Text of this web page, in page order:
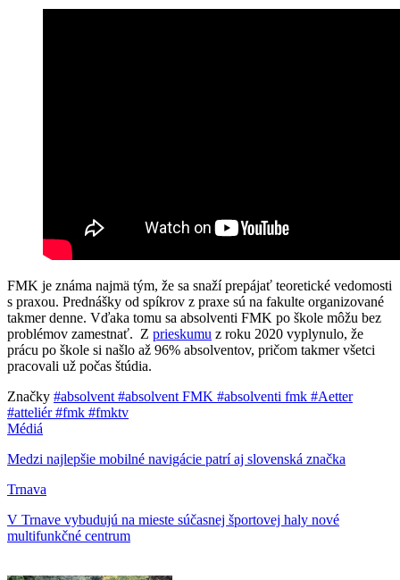
FMK je známa najmä tým, že sa snaží prepájať teoretické vedomosti
s praxou. Prednášky od spíkrov z praxe sú na fakulte organizované
takmer denne. Vďaka tomu sa absolventi FMK po škole môžu bez
problémov zamestnať. Z prieskumu z roku 2020 vyplynulo, že
prácu po škole si našlo až 96% absolventov, pričom takmer všetci
pracovali už počas štúdia.
Značky #absolvent #absolvent FMK #absolventi fmk #Aetter
#atteliér#fmk #fmktv
Médiá
Medzi najlepšie mobilné navigácie patrí aj slovenská značka
Trnava
V Trnave vybudujú na mieste súčasnej športovej haly nové
multifunkčné centrum